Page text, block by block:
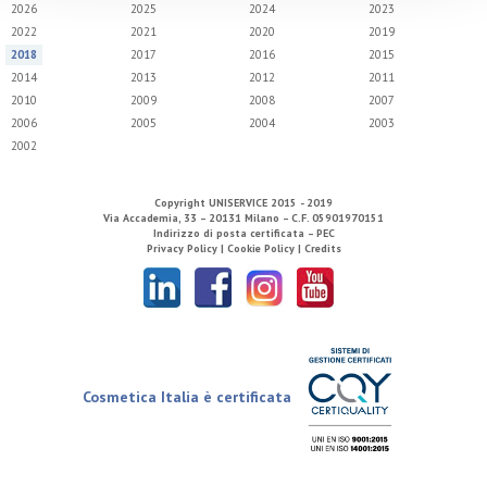
2026 2025 2024
2023
2022
2021 2020
2019
2018
2017 2016
2015
2014
2013 2012
2011
2010
2009 2008
2007
2006
2005 2004
2003
2002
Copyright UNISERVICE 2015 - 2019
Via Accademia, 33 – 20131 Milano – C.F. 05901970151
Indirizzo di posta certificata – PEC
Privacy Policy | Cookie Policy | Credits
Cosmetica Italia è certificata